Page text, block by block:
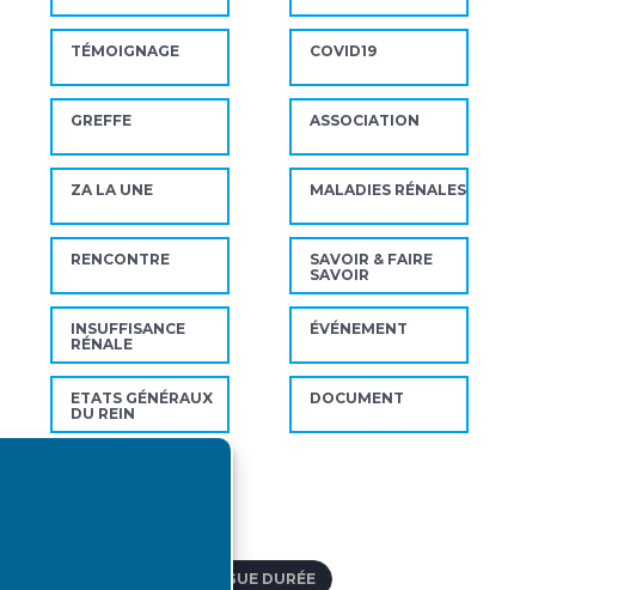
TÉMOIGNAGE COVID19
GREFFE ASSOCIATION
ZA LA UNE MALADIES RÉNALES
RENCONTRE
SAVOIR & FAIRE
SAVOIR
INSUFFISANCE
RÉNALE
ÉVÉNEMENT
ETATS GÉNÉRAUX
DU REIN
DOCUMENT
AFFECTION DE LONGUE DURÉE